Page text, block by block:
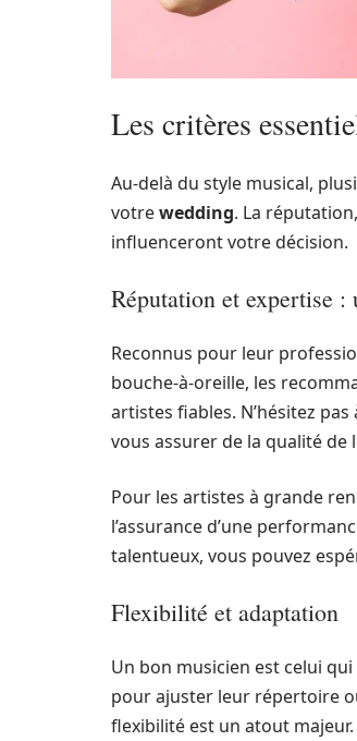
Les critères
Au-delà du style musical,
votrewedding. La
influenceront votre décision.
Réputation et expertise :
Reconnus pour leur
bouche-à-oreille, les
artistes fiables. N’hésitez
vous assurer de la qualité de
Pour les artistes à grande
l’assurance d’une
talentueux, vous pouvez
Flexibilité et adaptation
Un bon musicien est celui qui
pour ajuster leur répertoire
flexibilité est un atout